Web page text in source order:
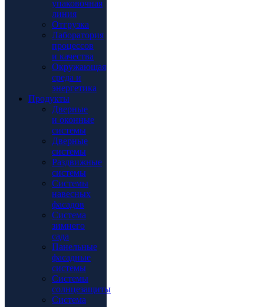
упаковочная
линия
Отгрузка
Лаборатория
процессов
и качества
Окружающая
среда и
энергетика
Продукты
Дверные
и оконные
системы
Дверные
системы
Раздвижные
системы
Системы
навесных
фасадов
Система
зимнего
сада
Панельные
фасадные
системы
Системы
солнцезащиты
Система